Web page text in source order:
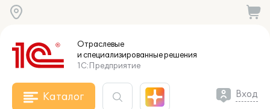
Отраслевые
и специализированныерешения
1С:Предприятие
Каталог Вход